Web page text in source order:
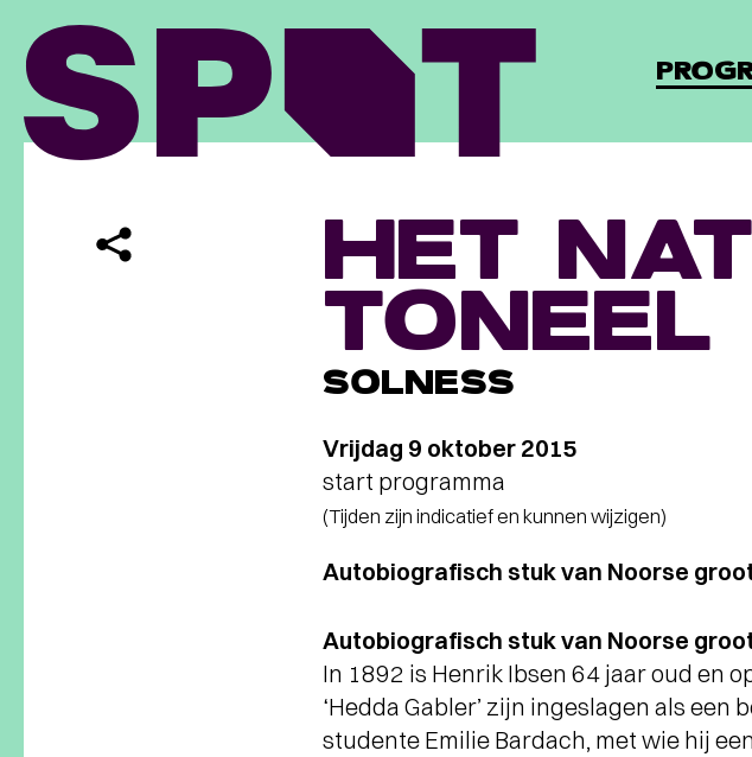
HET
TONEEL
SOLNESS
Vrijdag 9 oktober 2015
start programma
(Tijden zijn indicatief en kunnen wijzigen)
Autobiografisch stuk van Noorse
Autobiografisch stuk van Noorse
In 1892 is Henrik Ibsen 64 jaar oud en
‘Hedda Gabler’ zijn ingeslagen als
studente Emilie Bardach, met wie hij